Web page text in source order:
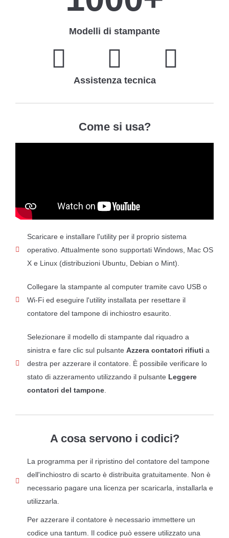
Modelli di stampante
Assistenza tecnica
Come si usa?​
Scaricare e installare l'utility per il proprio sistema
operativo. Attualmente sono supportati Windows, Mac OS
X e Linux (distribuzioni Ubuntu, Debian o Mint).
Collegare la stampante al computer tramite cavo USB o
Wi-Fi ed eseguire l'utility installata per resettare il
contatore del tampone di inchiostro esaurito.
Selezionare il modello di stampante dal riquadro a
sinistra e fare clic sul pulsante Azzera contatori rifiuti a
destra per azzerare il contatore. È possibile verificare lo
stato di azzeramento utilizzando il pulsante Leggere
contatori del tampone.
A cosa servono i codici?
La programma per il ripristino del contatore del tampone
dell'inchiostro di scarto è distribuita gratuitamente. Non è
necessario pagare una licenza per scaricarla, installarla e
utilizzarla.
Per azzerare il contatore è necessario immettere un
codice una tantum. Il codice può essere utilizzato una